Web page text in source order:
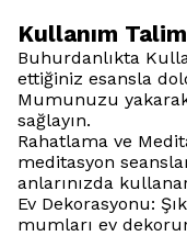
Kullanım
Buhurdanlıkta
ettiğiniz esansla
Mumunuzu
sağlayın.
Rahatlama ve
meditasyon
anlarınızda
Ev Dekorasyonu:
mumları ev